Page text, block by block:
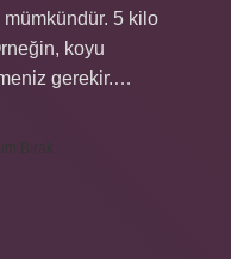
5 kilo
koyu
gerekir.…
Bırak